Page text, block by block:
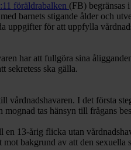
föräldrabalken (FB) begränsas
barnets stigande ålder och
uppgifter för att uppfylla
har att fullgöra sina
sekretess ska gälla.
I det första
mognad tas hänsyn till frågans
13-årig flicka utan
bakgrund av att den